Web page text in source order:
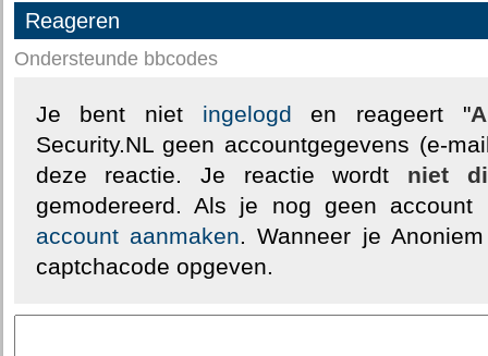
Reageren
Ondersteunde bbcodes
Je bent niet ingelogd en reageert "
Security.NL geen accountgegevens (e-
deze reactie. Je reactie wordt niet
gemodereerd. Als je nog geen
account aanmaken. Wanneer je
captchacode opgeven.